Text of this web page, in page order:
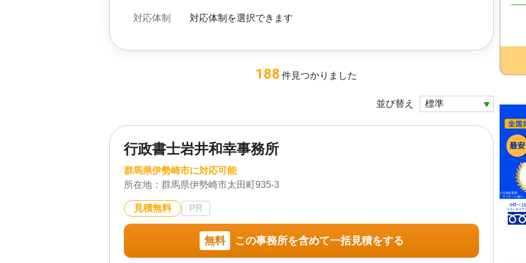
対応体制 対応体制を選択できます
188 件見つかりました
並び替え
行政書士岩井和幸事務所
群馬県伊勢崎市に対応可能
所在地： 群馬県伊勢崎市太田町935-3
見積無料 PR
無料 この事務所を含めて一括見積をする